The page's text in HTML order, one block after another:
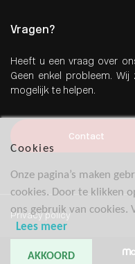
Vragen?
Heeft u een vraag over
Geen enkel probleem.
mogelijk te helpen.
Contact
Privacy policy
Cookies
Onze pagina’s maken
cookies. Door te klikken
ons gebruik van cookies.
Lees meer
AKKOORD